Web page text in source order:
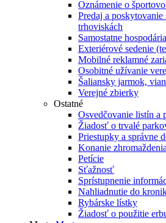
Oznámenie o
Predaj a
trhoviskách
Samostatne
Exteriérové sedenie
Mobilné reklamné
Osobitné užívanie
Šaliansky jarmok,
Verejné zbierky
Ostatné
Osvedčovanie listín a
Žiadosť o trvalé
Priestupky a správne
Konanie zhromaždenia
Petície
Sťažnosť
Sprístupnenie
Nahliadnutie do
Rybárske lístky
Žiadosť o použitie